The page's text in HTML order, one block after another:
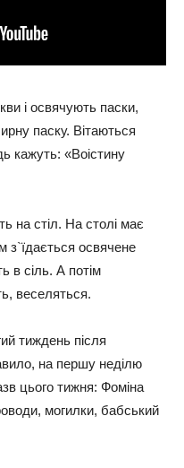
і освячують паски,
паску. Вітаються
кажуть: «Воістину
на стіл. На столі має
освячене
в сіль. А потім
веселяться.
тиждень після
на першу неділю
цього тижня: Фоміна
могилки, бабський